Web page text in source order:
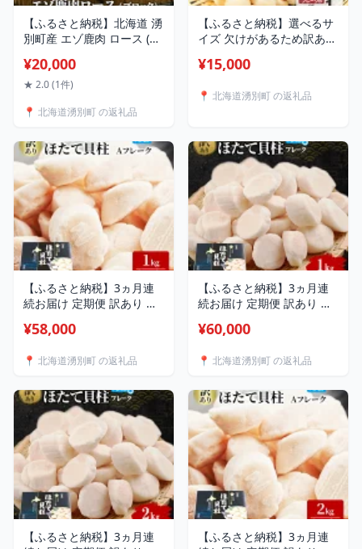
【ふるさと納税】北海道 湧
別町産 エゾ鹿肉 ロース (ブ
エ 鹿 しか肉 シカ肉 エゾシ
カ エゾシカ肉 もも肉 エゾ
ー 国産 産地直送 オホーツ
¥20,000
★ 2.0 (1件)
📍 北海道湧別町 の返礼品
【ふるさと納税】選べるサ
イズ 欠けがあるため訳あり
タテ 貝柱 （ Bフレーク ま
ほたて 刺身 玉冷 海鮮 魚介
¥15,000
📍 北海道湧別町 の返礼品
【ふるさと納税】3ヵ月連
続お届け 定期便 訳あり 北
たて 貝柱 1kg（1kg×1箱）
身 冷凍ふるさと納税 帆立
柱
¥58,000
📍 北海道湧別町 の返礼品
【ふるさと納税】3ヵ月連
続お届け 定期便 訳あり 北
たて 貝柱フレーク
ンキング 海鮮 刺身 冷凍ふ
規格外 人気 ホタテ貝柱
¥60,000
📍 北海道湧別町 の返礼品
【ふるさと納税】3ヵ月連
【ふるさと納税】3ヵ月連